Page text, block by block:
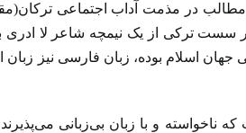
مطالب در مذمت آداب اجتماعی
ترکی از یک نیمچه شاعر لا ادری
اسلام بوده، زبان فارسی نیز
که ناخواسته و با زبان بی‌زبانی